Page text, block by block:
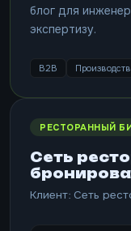
блог для
экспертизу.
B2B
РЕСТОРАННЫЙ
Сеть
Клиент: Сеть